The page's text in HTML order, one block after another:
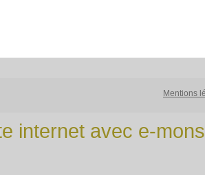
Mentions
internet avec e-